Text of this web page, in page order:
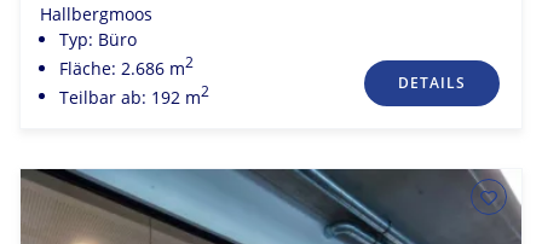
Hallbergmoos
Typ: Büro
Fläche: 2.686 m2
Teilbar ab: 192 m2 DETAILS